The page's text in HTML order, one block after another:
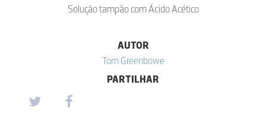
Solução tampão com Ácido Acético
AUTOR
Tom Greenbowe
PARTILHAR